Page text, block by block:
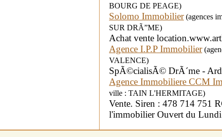
BOURG DE PEAGE)
Solomo Immobilier(agences
SUR DRÃ”ME)
Achat vente
Agence I.P.P Immobilier
VALENCE)
SpÃ©cialisÃ© DrÃ´me -
Agence Immobiliere CCM
ville : TAIN L'HERMITAGE)
Vente. Siren : 478 714 751
l'immobilier Ouvert du Lundi